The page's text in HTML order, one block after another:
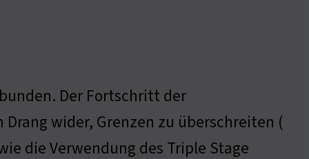
Der Fortschritt der
wider, Grenzen zu überschreiten (
die Verwendung des Triple Stage